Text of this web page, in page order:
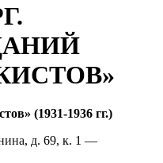
(1931-1936 гг.)
, д. 69, к. 1 —